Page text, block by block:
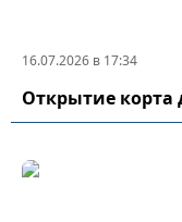
16.07.2026 в 17:34
Открытие корта